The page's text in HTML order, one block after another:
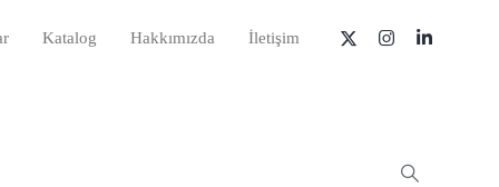
Katalog Hakkımızda İletişim